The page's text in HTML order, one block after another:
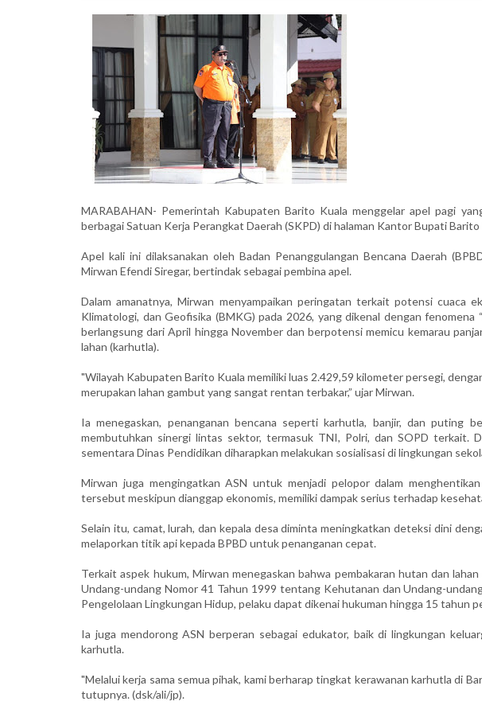
MARABAHAN- Pemerintah Kabupaten Barito Kuala menggelar apel pagi
berbagai Satuan Kerja Perangkat Daerah (SKPD) di halaman Kantor Bupati
Apel kali ini dilaksanakan oleh Badan Penanggulangan Bencana Daerah
Mirwan Efendi Siregar, bertindak sebagai pembina apel.
Dalam amanatnya, Mirwan menyampaikan peringatan terkait potensi cuaca
Klimatologi, dan Geofisika (BMKG) pada 2026, yang dikenal dengan fenomena
berlangsung dari April hingga November dan berpotensi memicu kemarau
lahan (karhutla).
"Wilayah Kabupaten Barito Kuala memiliki luas 2.429,59 kilometer persegi,
merupakan lahan gambut yang sangat rentan terbakar,” ujar Mirwan.
Ia menegaskan, penanganan bencana seperti karhutla, banjir, dan puting
membutuhkan sinergi lintas sektor, termasuk TNI, Polri, dan SOPD terkait.
sementara Dinas Pendidikan diharapkan melakukan sosialisasi di lingkungan
Mirwan juga mengingatkan ASN untuk menjadi pelopor dalam
tersebut meskipun dianggap ekonomis, memiliki dampak serius terhadap
Selain itu, camat, lurah, dan kepala desa diminta meningkatkan deteksi dini
melaporkan titik api kepada BPBD untuk penanganan cepat.
Terkait aspek hukum, Mirwan menegaskan bahwa pembakaran hutan dan
Undang-undang Nomor 41 Tahun 1999 tentang Kehutanan dan Undang-
Pengelolaan Lingkungan Hidup, pelaku dapat dikenai hukuman hingga 15 tahun
Ia juga mendorong ASN berperan sebagai edukator, baik di lingkungan
karhutla.
"Melalui kerja sama semua pihak, kami berharap tingkat kerawanan karhutla di
tutupnya. (dsk/ali/jp).